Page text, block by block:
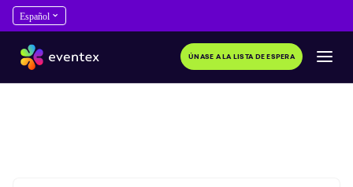
ÚNASE A LA LISTA DE ESPERA